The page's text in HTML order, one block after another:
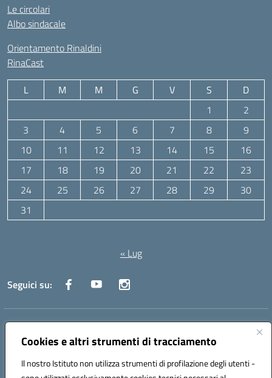
Cookies e altri strumenti di tracciamento
Il nostro Istituto non utilizza strumenti di profilazione degli utenti -
Le circolari
Albo sindacale
Orientamento Rinaldini
RinaCast
L M M G V S
D
1
2
3
4 5 6 7 8
9
10
11 12 13 14 15
16
17
18 19 20 21 22
23
24
25 26 27 28 29
30
31
« Lug
Seguici su:
Indirizzo:Via Canale 1, Ancona
Centralino:071 204723 Email:anpc010006@istruzione.it
Codice fiscale: 93020970427